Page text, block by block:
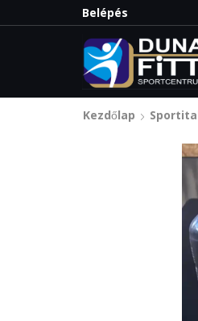
Belépés
a legnagyobb
Kezdőlap